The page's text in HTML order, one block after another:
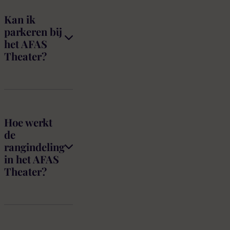
Kan ik
parkeren bij
het AFAS
Theater?
Hoe werkt
de
rangindeling
in het AFAS
Theater?